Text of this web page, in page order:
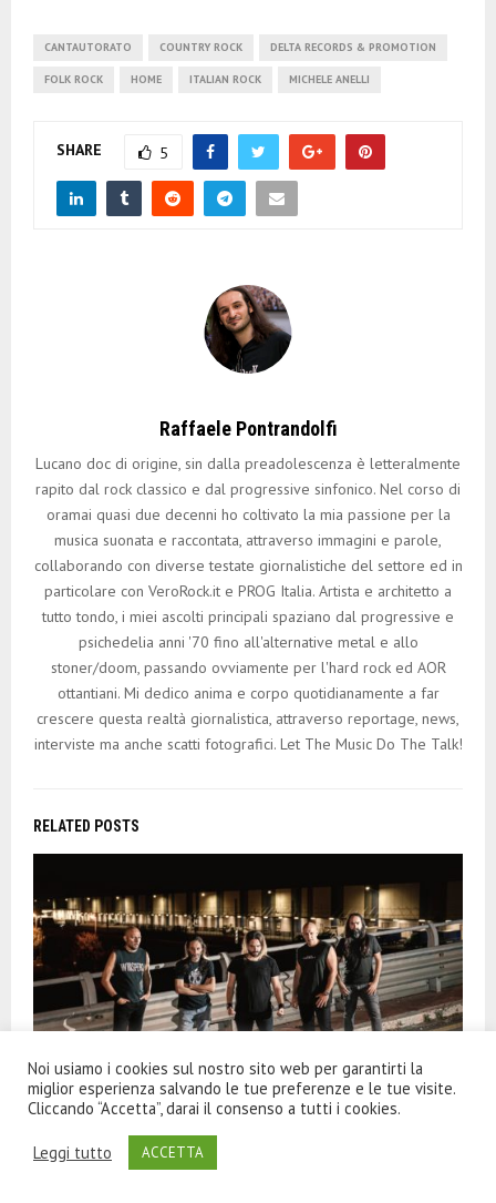
CANTAUTORATO COUNTRY ROCK DELTA RECORDS & PROMOTION
FOLK ROCK HOME ITALIAN ROCK MICHELE ANELLI
SHARE 5
Raffaele Pontrandolfi
Lucano doc di origine, sin dalla preadolescenza è letteralmente
rapito dal rock classico e dal progressive sinfonico. Nel corso di
oramai quasi due decenni ho coltivato la mia passione per la
musica suonata e raccontata, attraverso immagini e parole,
collaborando con diverse testate giornalistiche del settore ed in
particolare con VeroRock.it e PROG Italia. Artista e architetto a
tutto tondo, i miei ascolti principali spaziano dal progressive e
psichedelia anni '70 fino all'alternative metal e allo
stoner/doom, passando ovviamente per l'hard rock ed AOR
ottantiani. Mi dedico anima e corpo quotidianamente a far
crescere questa realtà giornalistica, attraverso reportage, news,
interviste ma anche scatti fotografici. Let The Music Do The Talk!
RELATED POSTS
WHISPERZ: in uscita il nuovo album ‘Vol. II’ per Revalve
Noi usiamo i cookies sul nostro sito web per garantirti la
miglior esperienza salvando le tue preferenze e le tue visite.
Cliccando “Accetta”, darai il consenso a tutti i cookies.
Leggi tutto ACCETTA